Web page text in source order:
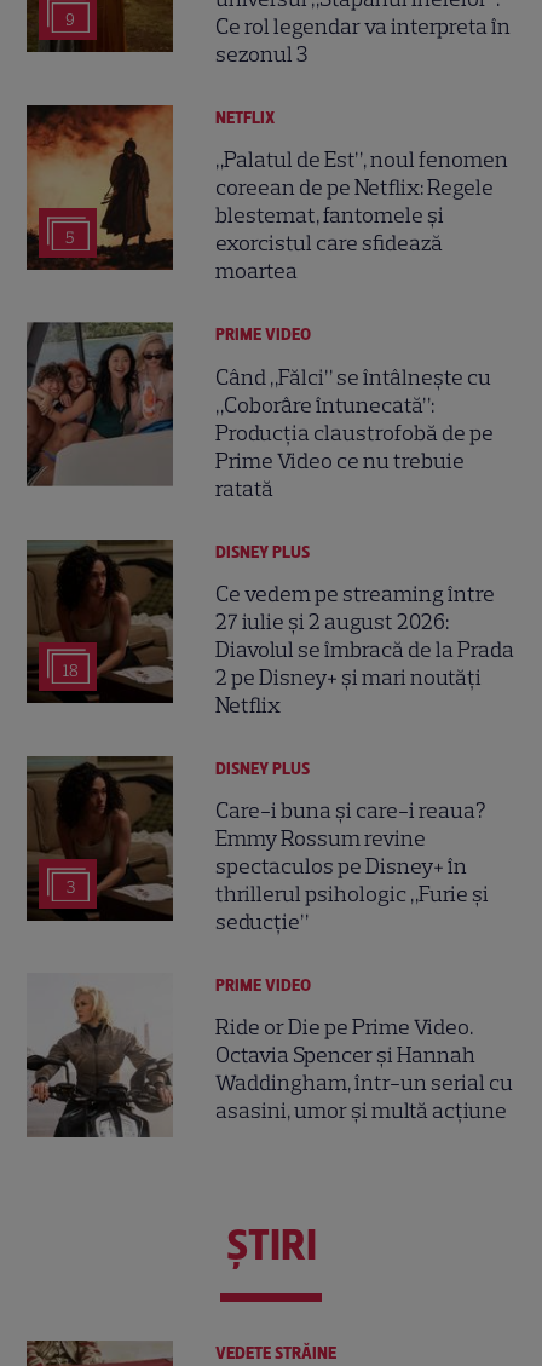
9
Ce rol legendar va interpreta în
sezonul 3
5
NETFLIX
„Palatul de Est”, noul fenomen
coreean de pe Netflix: Regele
blestemat, fantomele și
exorcistul care sfidează
moartea
PRIME VIDEO
Când „Fălci” se întâlnește cu
„Coborâre întunecată”:
Producția claustrofobă de pe
Prime Video ce nu trebuie
ratată
18
DISNEY PLUS
Ce vedem pe streaming între
27 iulie și 2 august 2026:
Diavolul se îmbracă de la Prada
2 pe Disney+ și mari noutăți
Netflix
3
DISNEY PLUS
Care-i buna și care-i reaua?
Emmy Rossum revine
spectaculos pe Disney+ în
thrillerul psihologic „Furie și
seducție”
PRIME VIDEO
Ride or Die pe Prime Video.
Octavia Spencer și Hannah
Waddingham, într-un serial cu
asasini, umor și multă acțiune
ŞTIRI
VEDETE STRĂINE